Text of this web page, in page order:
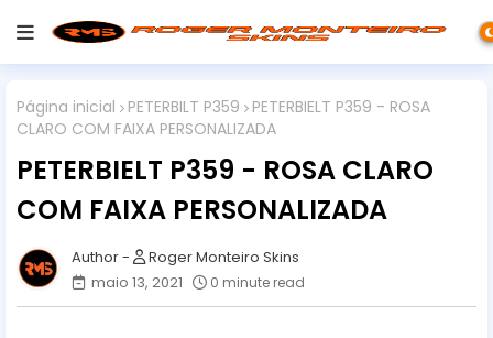
Página inicial PETERBILT P359
PETERBIELT P359 - ROSA
CLARO COM FAIXA PERSONALIZADA
PETERBIELT P359 - ROSA CLARO
COM FAIXA PERSONALIZADA
Roger Monteiro Skins
maio 13, 2021
0 minute read